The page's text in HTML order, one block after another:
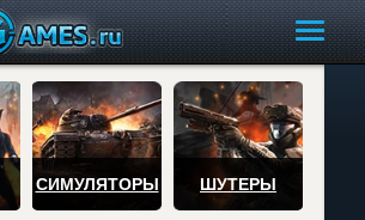
СИМУЛЯТОРЫ ШУТЕРЫ